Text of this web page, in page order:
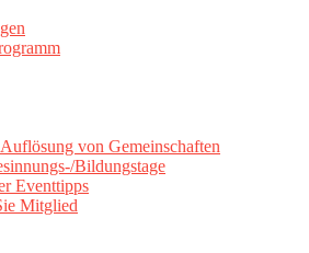
von Gemeinschaften
Bildungstage
Eventtipps
Mitglied